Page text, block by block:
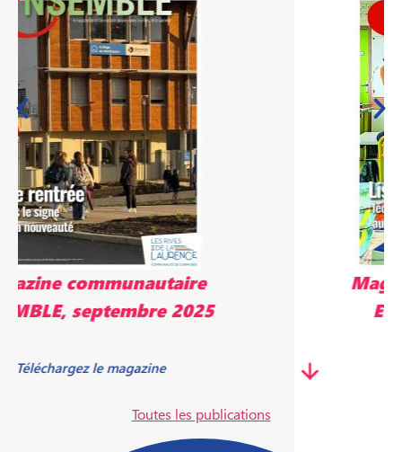
Magazine communautaire
ENSEMBLE, mai 2025
Télécharger le magazine
Toutes les publications